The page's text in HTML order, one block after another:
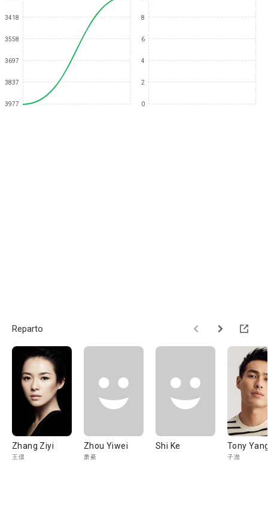
3418
3558
3697
3837
3977
8
6
4
2
0
Reparto
Zhang Ziyi
王儇
Zhou Yiwei
萧綦
Shi Ke Tony
子澹